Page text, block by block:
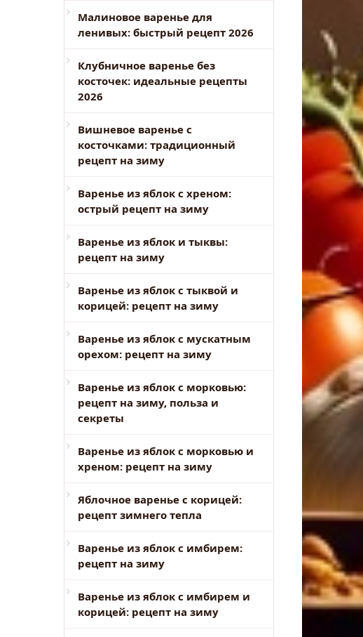
Малиновое варенье для
ленивых: быстрый рецепт 2026
Клубничное варенье без
косточек: идеальные рецепты
2026
Вишневое варенье с
косточками: традиционный
рецепт на зиму
Варенье из яблок с хреном:
острый рецепт на зиму
Варенье из яблок и тыквы:
рецепт на зиму
Варенье из яблок с тыквой и
корицей: рецепт на зиму
Варенье из яблок с мускатным
орехом: рецепт на зиму
Варенье из яблок с морковью:
рецепт на зиму, польза и
секреты
Варенье из яблок с морковью и
хреном: рецепт на зиму
Яблочное варенье с корицей:
рецепт зимнего тепла
Варенье из яблок с имбирем:
рецепт на зиму
Варенье из яблок с имбирем и
корицей: рецепт на зиму